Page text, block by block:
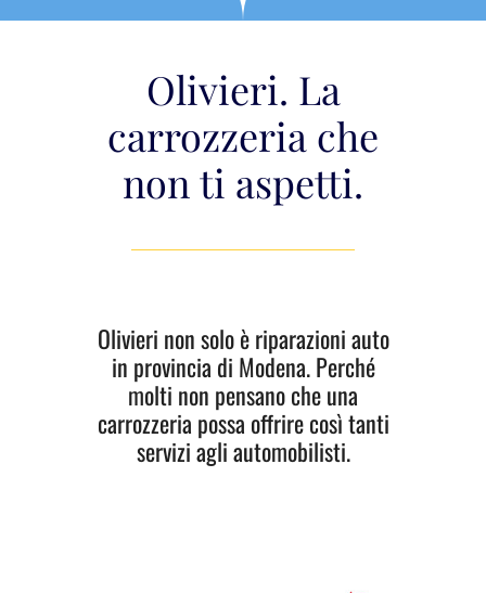
Olivieri. La
carrozzeria che
non ti aspetti.
Olivieri non solo è riparazioni auto
in provincia di Modena. Perché
molti non pensano che una
carrozzeria possa offrire così tanti
servizi agli automobilisti.